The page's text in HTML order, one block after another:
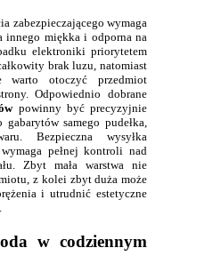
zabezpieczającego wymaga
innego miękka i odporna na
elektroniki priorytetem
brak luzu, natomiast
warto otoczyć przedmiot
Odpowiednio dobrane
powinny być precyzyjnie
samego pudełka,
Bezpieczna wysyłka
pełnej kontroli nad
Zbyt mała warstwa nie
z kolei zbyt duża może
i utrudnić estetyczne
w codziennym